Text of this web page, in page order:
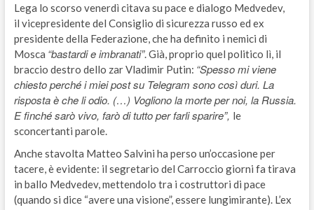
Lega lo scorso venerdì citava su pace e dialogo Medvedev,
il vicepresidente del Consiglio di sicurezza russo ed ex
presidente della Federazione, che ha definito i nemici di
Mosca “bastardi e imbranati”. Già, proprio quel politico lì, il
braccio destro dello zar Vladimir Putin: “Spesso mi viene
chiesto perché i miei post su Telegram sono così duri. La
risposta è che li odio. (…) Vogliono la morte per noi, la Russia.
E finché sarò vivo, farò di tutto per farli sparire”, le
sconcertanti parole.
Anche stavolta Matteo Salvini ha perso un’occasione per
tacere, è evidente: il segretario del Carroccio giorni fa tirava
in ballo Medvedev, mettendolo tra i costruttori di pace
(quando si dice “avere una visione”, essere lungimirante). L’ex